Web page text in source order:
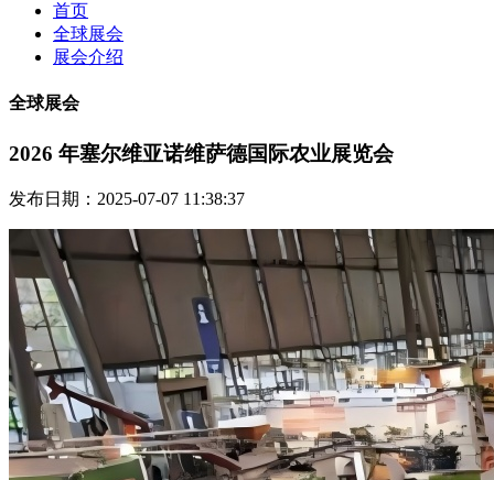
首页
全球展会
展会介绍
全球展会
2026 年塞尔维亚诺维萨德国际农业展览会
发布日期：2025-07-07 11:38:37